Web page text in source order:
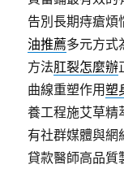
告別長期痔瘡煩
油推薦多元方式
方法肛裂怎麼辦
曲線重塑作用塑
養工程施艾草精
有社群媒體與網
貸款醫師高品質